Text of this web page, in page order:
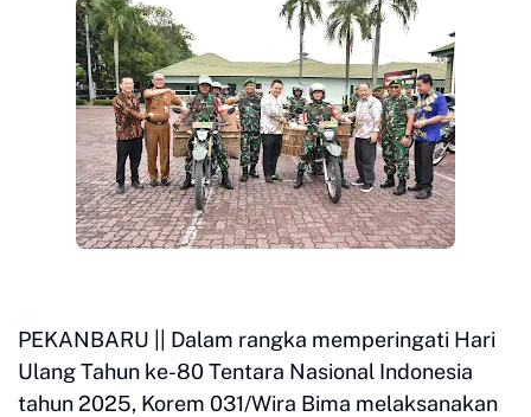
PEKANBARU || Dalam rangka memperingati Hari
Ulang Tahun ke-80 Tentara Nasional Indonesia
tahun 2025, Korem 031/Wira Bima melaksanakan